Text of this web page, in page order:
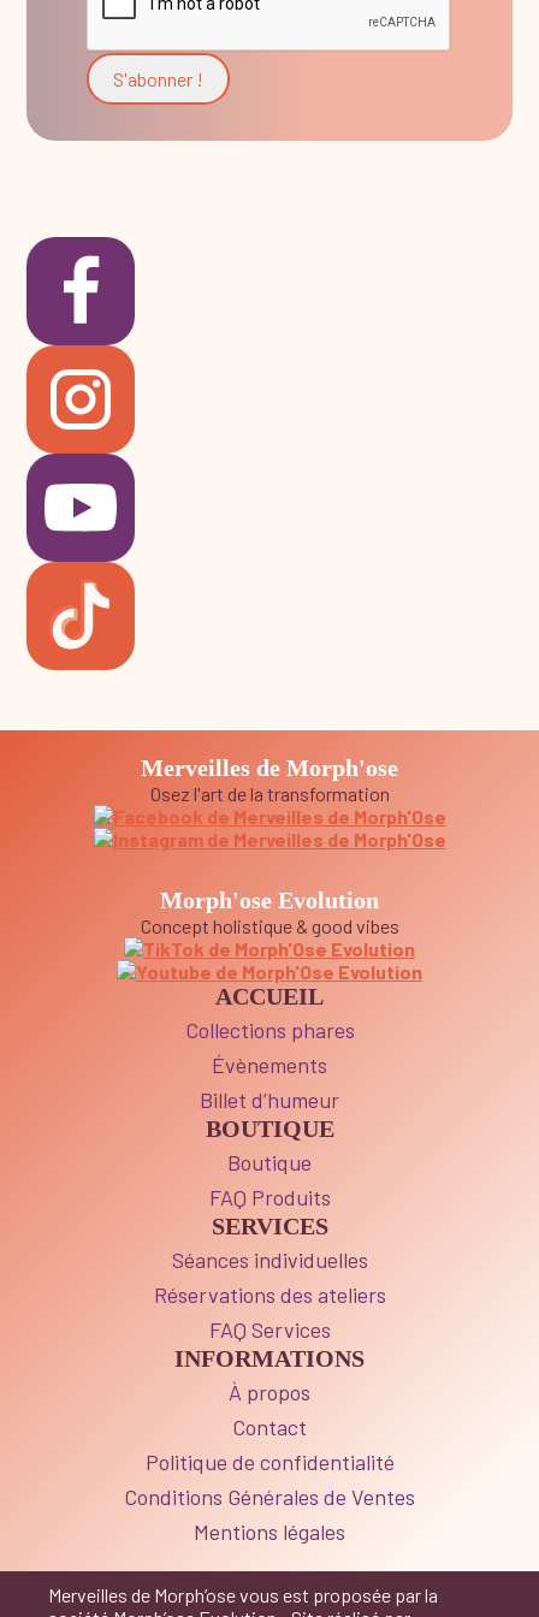
Merveilles de Morph'ose
Osez l'art de la transformation
Morph'ose Evolution
Concept holistique & good vibes
ACCUEIL
Collections phares
Évènements
Billet d’humeur
BOUTIQUE
Boutique
FAQ Produits
SERVICES
Séances individuelles
Réservations des ateliers
FAQ Services
INFORMATIONS
À propos
Contact
Politique de confidentialité
Conditions Générales de Ventes
Mentions légales
Merveilles de Morph’ose vous est proposée par la